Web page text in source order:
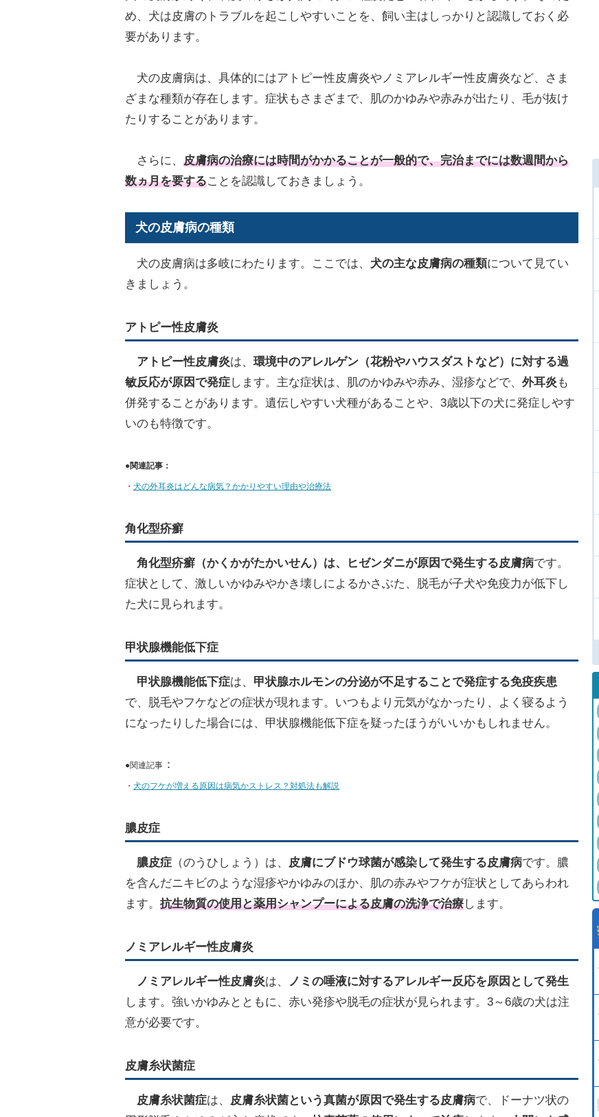
め、犬は皮膚のトラブルを起こしやすいことを、飼い主はしっかりと認識しておく必
要があります。
犬の皮膚病は、具体的にはアトピー性皮膚炎やノミアレルギー性皮膚炎など、さま
ざまな種類が存在します。症状もさまざまで、肌のかゆみや赤みが出たり、毛が抜け
たりすることがあります。
さらに、 皮膚病の治療には時間がかかることが一般的で、完治までには数週間から
数ヵ月を要することを認識しておきましょう。
犬の皮膚病の種類
犬の皮膚病は多岐にわたります。ここでは、 犬の主な皮膚病の種類について見てい
きましょう。
アトピー性皮膚炎
アトピー性皮膚炎は、 環境中のアレルゲン（花粉やハウスダストなど）に対する過
敏反応が原因で発症します。主な症状は、肌のかゆみや赤み、湿疹などで、 外耳炎 も
併発することがあります。遺伝しやすい犬種があることや、3歳以下の犬に発症しやす
いのも特徴です。
●関連記事：
・ 犬の外耳炎はどんな病気？かかりやすい理由や治療法
角化型疥癬
角化型疥癬 （かくかがたかいせん）は、 ヒゼンダニが原因で発生する皮膚病です。
症状として、激しいかゆみやかき壊しによるかさぶた、脱毛が子犬や免疫力が低下し
た犬に見られます。
甲状腺機能低下症
甲状腺機能低下症は、 甲状腺ホルモンの分泌が不足することで発症する免疫疾患
で、脱毛やフケなどの症状が現れます。いつもより元気がなかったり、よく寝るよう
になったりした場合には、甲状腺機能低下症を疑ったほうがいいかもしれません。
●関連記事 ：
・ 犬のフケが増える原因は病気かストレス？対処法も解説
膿皮症
膿皮症 （のうひしょう）は、 皮膚にブドウ球菌が感染して発生する皮膚病です。膿
を含んだニキビのような湿疹やかゆみのほか、肌の赤みやフケが症状としてあらわれ
ます。 抗生物質の使用と薬用シャンプーによる皮膚の洗浄で治療します。
ノミアレルギー性皮膚炎
ノミアレルギー性皮膚炎は、
ノミの唾液に対するアレルギー反応を原因として発生
します。強いかゆみとともに、赤い発疹や脱毛の症状が見られます。3～6歳の犬は注
意が必要です。
皮膚糸状菌症
皮膚糸状菌症は、 皮膚糸状菌という真菌が原因で発生する皮膚病で、ドーナツ状の